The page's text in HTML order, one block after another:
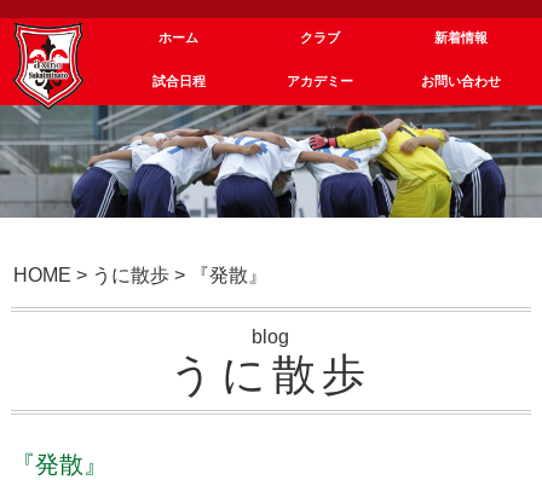
ホーム クラブ 新着情報
試合日程 アカデミー お問い合わせ
HOME > うに散歩 > 『発散』
blog
うに散歩
『発散』